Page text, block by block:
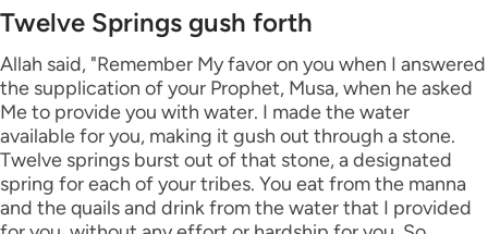
Twelve Springs gush forth
Allah said, "Remember My favor on you when I answered
the supplication of your Prophet, Musa, when he asked
Me to provide you with water. I made the water
available for you, making it gush out through a stone.
Twelve springs burst out of that stone, a designated
spring for each of your tribes. You eat from the manna
and the quails and drink from the water that I provided